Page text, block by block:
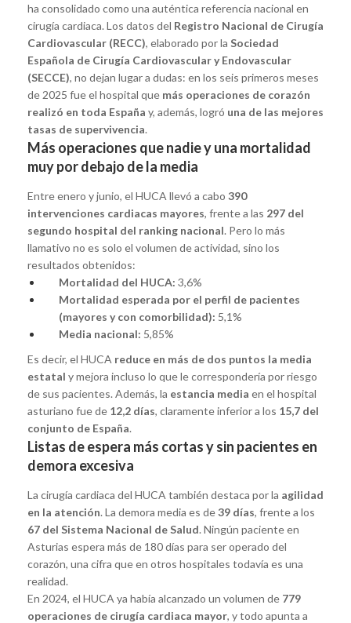
ha consolidado como una auténtica referencia nacional en
cirugía cardiaca. Los datos del Registro Nacional de Cirugía
Cardiovascular (RECC), elaborado por la Sociedad
Española de Cirugía Cardiovascular y Endovascular
(SECCE), no dejan lugar a dudas: en los seis primeros meses
de 2025 fue el hospital que más operaciones de corazón
realizó en toda España y, además, logró una de las mejores
tasas de supervivencia.
Más operaciones que nadie y una mortalidad
muy por debajo de la media
Entre enero y junio, el HUCA llevó a cabo 390
intervenciones cardiacas mayores, frente a las 297 del
segundo hospital del ranking nacional. Pero lo más
llamativo no es solo el volumen de actividad, sino los
resultados obtenidos:
Mortalidad del HUCA: 3,6%
Mortalidad esperada por el perfil de pacientes
(mayores y con comorbilidad): 5,1%
Media nacional: 5,85%
Es decir, el HUCA reduce en más de dos puntos la media
estatal y mejora incluso lo que le correspondería por riesgo
de sus pacientes. Además, la estancia media en el hospital
asturiano fue de 12,2 días, claramente inferior a los 15,7 del
conjunto de España.
Listas de espera más cortas y sin pacientes en
demora excesiva
La cirugía cardiaca del HUCA también destaca por la agilidad
en la atención. La demora media es de39 días, frente a los
67 del Sistema Nacional de Salud. Ningún paciente en
Asturias espera más de 180 días para ser operado del
corazón, una cifra que en otros hospitales todavía es una
realidad.
En 2024, el HUCA ya había alcanzado un volumen de 779
operaciones de cirugía cardiaca mayor, y todo apunta a